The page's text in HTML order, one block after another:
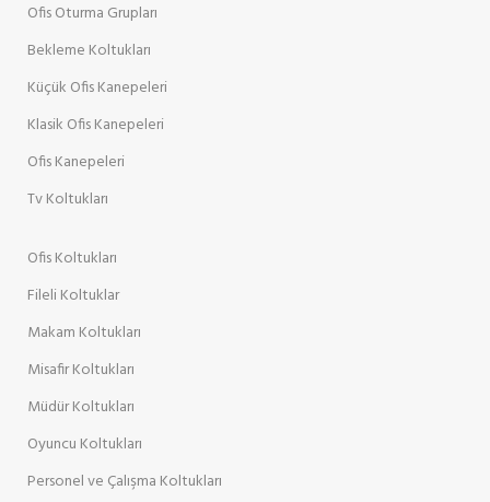
Ofis Oturma Grupları
Bekleme Koltukları
Küçük Ofis Kanepeleri
Klasik Ofis Kanepeleri
Ofis Kanepeleri
Tv Koltukları
Ofis Koltukları
Fileli Koltuklar
Makam Koltukları
Misafir Koltukları
Müdür Koltukları
Oyuncu Koltukları
Personel ve Çalışma Koltukları